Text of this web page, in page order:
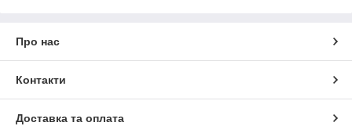
Про нас
Контакти
Доставка та оплата